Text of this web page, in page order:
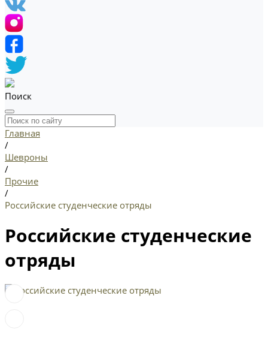
Поиск
Главная
/
Шевроны
/
Прочие
/
Российские студенческие отряды
Российские студенческие
отряды